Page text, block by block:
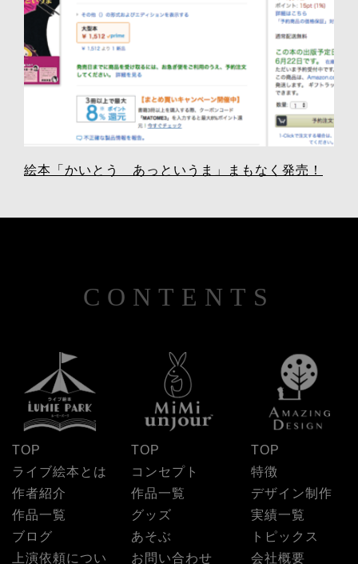
絵本「かいとう あっというま」まもなく発売！
CONTENTS
TOP
ライブ絵本とは
作者紹介
作品一覧
ブログ
上演依頼につい
TOP
コンセプト
作品一覧
グッズ
あそぶ
お問い合わせ
TOP
特徴
デザイン制作
実績一覧
トピックス
会社概要